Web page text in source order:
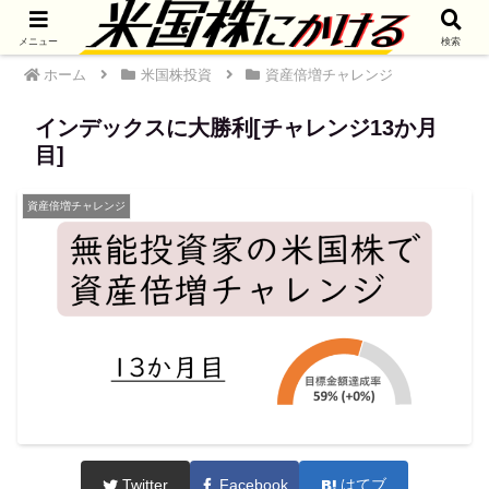
ホーム 米国株投資 資産倍増チャレンジ
インデックスに大勝利[チャレンジ13か月
目]
資産倍増チャレンジ
Twitter Facebook はてブ
メニュー 検索